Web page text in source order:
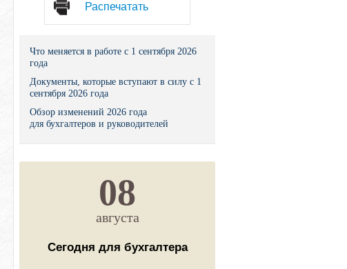
фонд России
юрисдикции
налоговая служба
страхования
ведомства
Распечатать
Что меняется в работе с 1 сентября 2026
года
Документы, которые вступают в силу с 1
сентября 2026 года
Обзор изменений 2026 года
для бухгалтеров и руководителей
08
августа
Сегодня для бухгалтера